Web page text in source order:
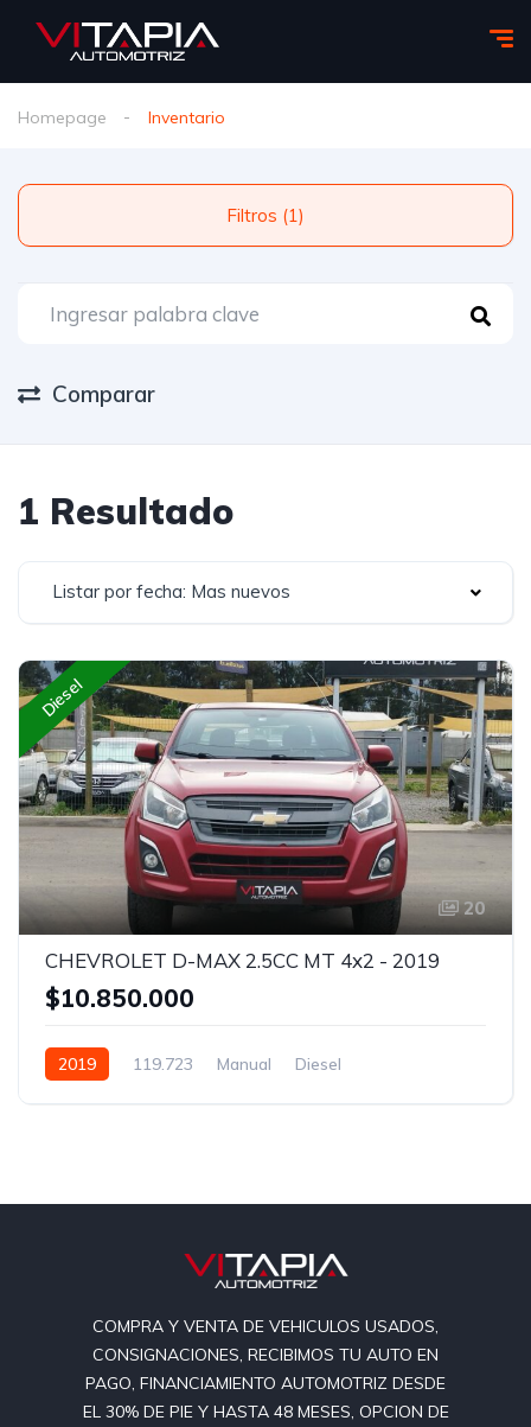
Homepage Inventario
Filtros (1)
Comparar
1 Resultado
Listar por fecha: Mas nuevos
Diesel
20
CHEVROLET D-MAX 2.5CC MT 4x2 - 2019
$10.850.000
2019 119.723 Manual Diesel
COMPRA Y VENTA DE VEHICULOS USADOS,
CONSIGNACIONES, RECIBIMOS TU AUTO EN
PAGO, FINANCIAMIENTO AUTOMOTRIZ DESDE
EL 30% DE PIE Y HASTA 48 MESES, OPCION DE